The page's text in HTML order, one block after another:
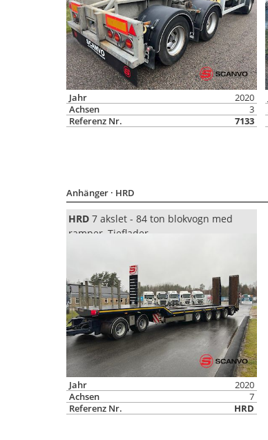
Jahr
2020
Achsen
3
Referenz Nr.
7133
Anhänger · HRD
HRD 7 akslet - 84 ton blokvogn med
ramper, Tieflader
Jahr
2020
Achsen
7
Referenz Nr.
HRD